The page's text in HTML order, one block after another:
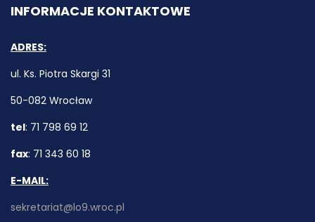
INFORMACJE KONTAKTOWE
ADRES:
ul. Ks. Piotra Skargi 31
50-082 Wrocław
tel: 71 798 69 12
fax: 71 343 60 18
E-MAIL:
sekretariat@lo9.wroc.pl